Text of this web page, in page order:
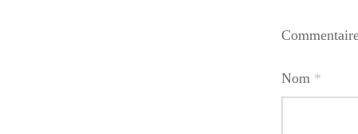
Nom *